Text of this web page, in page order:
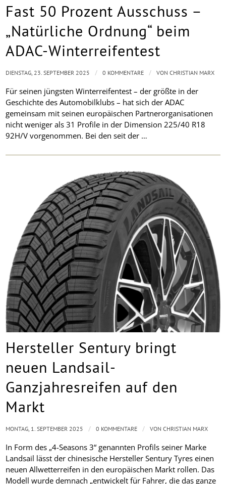
Fast 50 Prozent Ausschuss –
„Natürliche Ordnung“ beim
ADAC-Winterreifentest
Für seinen jüngsten Winterreifentest – der größte in der
Geschichte des Automobilklubs – hat sich der ADAC
gemeinsam mit seinen europäischen Partnerorganisationen
nicht weniger als 31 Profile in der Dimension 225/40 R18
92H/V vorgenommen. Bei den seit der …
DIENSTAG, 23. SEPTEMBER 2025 / 0 KOMMENTARE / VONCHRISTIAN MARX
Hersteller Sentury bringt
neuen Landsail-
Ganzjahresreifen auf den
Markt
In Form des „4-Seasons 3“ genannten Profils seiner Marke
Landsail lässt der chinesische Hersteller Sentury Tyres einen
neuen Allwetterreifen in den europäischen Markt rollen. Das
Modell wurde demnach „entwickelt für Fahrer, die das ganze
MONTAG, 1. SEPTEMBER 2025 / 0 KOMMENTARE / VONCHRISTIAN MARX